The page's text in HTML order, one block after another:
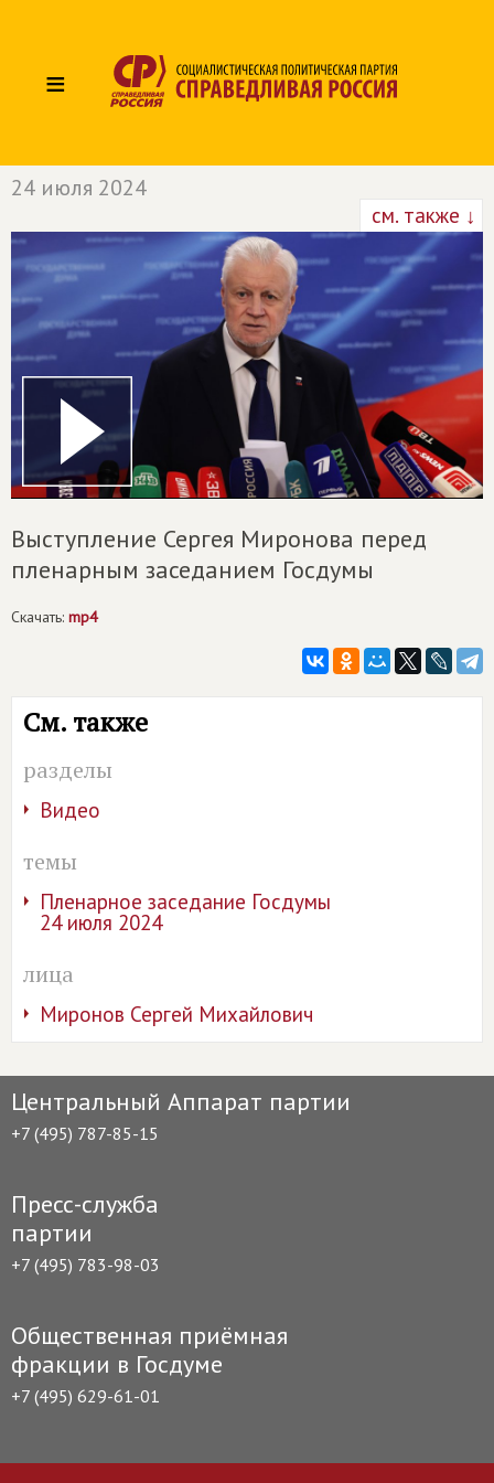
≡
24 июля 2024
см. также ↓
Выступление Сергея Миронова перед
пленарным заседанием Госдумы
Скачать: mp4
См. также
разделы
Видео
темы
Пленарное заседание Госдумы
24 июля 2024
лица
Миронов Сергей Михайлович
Центральный Аппарат партии
+7 (495) 787-85-15
Пресс-служба
партии
+7 (495) 783-98-03
Общественная приёмная
фракции в Госдуме
+7 (495) 629-61-01